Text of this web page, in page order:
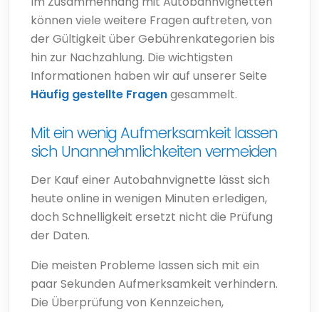
können viele weitere Fragen auftreten, von
der Gültigkeit über Gebührenkategorien bis
hin zur Nachzahlung. Die wichtigsten
Informationen haben wir auf unserer Seite
Häufig gestellte Fragengesammelt.
Mit ein wenig Aufmerksamkeit lassen
sich Unannehmlichkeiten vermeiden
Der Kauf einer Autobahnvignette lässt sich
heute online in wenigen Minuten erledigen,
doch Schnelligkeit ersetzt nicht die Prüfung
der Daten.
Die meisten Probleme lassen sich mit ein
paar Sekunden Aufmerksamkeit verhindern.
Die Überprüfung von Kennzeichen,